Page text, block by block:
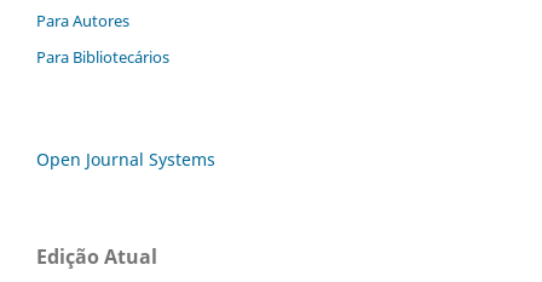
Para Autores
Para Bibliotecários
Open Journal Systems
Edição Atual